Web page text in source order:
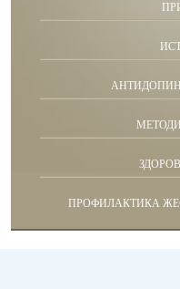
ПРОФИЛАКТИКА